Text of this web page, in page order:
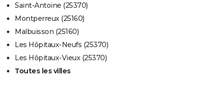
Saint-Antoine (25370)
Montperreux (25160)
Malbuisson (25160)
Les Hôpitaux-Neufs (25370)
Les Hôpitaux-Vieux (25370)
Toutes les villes